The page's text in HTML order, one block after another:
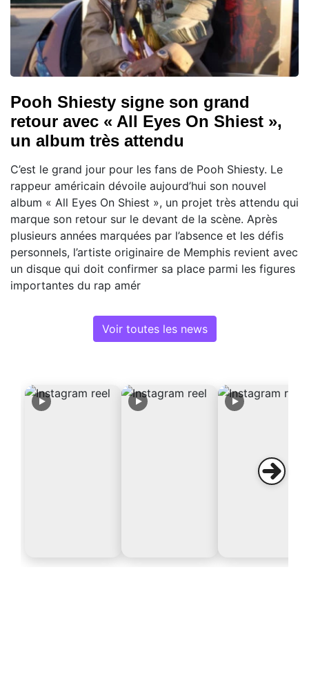
Pooh Shiesty signe son grand
retour avec « All Eyes On Shiest »,
un album très attendu
C’est le grand jour pour les fans de Pooh Shiesty. Le
rappeur américain dévoile aujourd’hui son nouvel
album « All Eyes On Shiest », un projet très attendu qui
marque son retour sur le devant de la scène. Après
plusieurs années marquées par l’absence et les défis
personnels, l’artiste originaire de Memphis revient avec
un disque qui doit confirmer sa place parmi les figures
importantes du rap amér
Voir toutes les news